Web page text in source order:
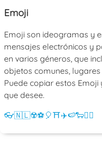
Emoji
Emoji son ideogramas y
mensajes electrónicos y
en varios géneros, que
objetos comunes,
Puede copiar estos
que desee.
👓🇳🇱☢️⚽ 🎈⛩️✈️🍉🐑💁‍♀️